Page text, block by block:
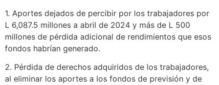
1. Aportes dejados de percibir por los trabajadores por
L 6,087.5 millones a abril de 2024 y más de L 500
millones de pérdida adicional de rendimientos que esos
fondos habrían generado.
2. Pérdida de derechos adquiridos de los trabajadores,
al eliminar los aportes a los fondos de previsión y de